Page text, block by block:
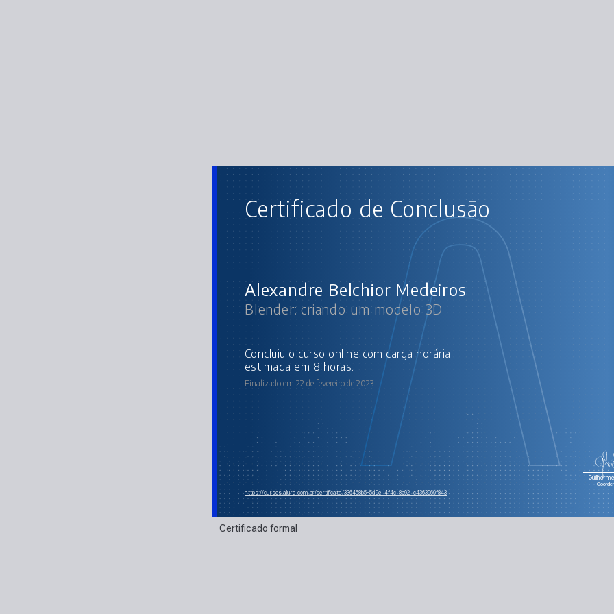
Certificado de Conclusão
Alexandre Belchior Medeiros
Blender: criando um modelo 3D
concluiu o curso online com carga horária
estimada em 8 horas.
Finalizado em 22 de fevereiro de 2023
https://cursos.alura.com.br/certificate/336458b5-5d9e-4f4c-8b92-c4363969f843
Blender: criando um
Certificado formal